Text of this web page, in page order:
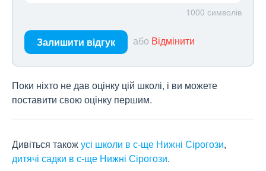
1000 символів
Залишити відгук або Відмінити
Поки ніхто не дав оцінку цій школі, і ви можете
поставити свою оцінку першим.
Дивіться такожусі школи в с-ще Нижні Сірогози,
дитячі садки в с-ще Нижні Сірогози.